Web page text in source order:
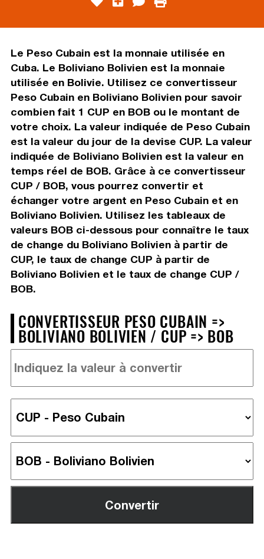
Le Peso Cubain est la monnaie utilisée en
Cuba. Le Boliviano Bolivien est la monnaie
utilisée en Bolivie. Utilisez ce convertisseur
Peso Cubain en Boliviano Bolivien pour savoir
combien fait 1 CUP en BOB ou le montant de
votre choix. La valeur indiquée de Peso Cubain
est la valeur du jour de la devise CUP. La valeur
indiquée de Boliviano Bolivien est la valeur en
temps réel de BOB. Grâce à ce convertisseur
CUP / BOB, vous pourrez convertir et
échanger votre argent en Peso Cubain et en
Boliviano Bolivien. Utilisez les tableaux de
valeurs BOB ci-dessous pour connaître le taux
de change du Boliviano Bolivien à partir de
CUP, le taux de change CUP à partir de
Boliviano Bolivien et le taux de change CUP /
BOB.
CONVERTISSEUR PESO CUBAIN =>
BOLIVIANO BOLIVIEN / CUP => BOB